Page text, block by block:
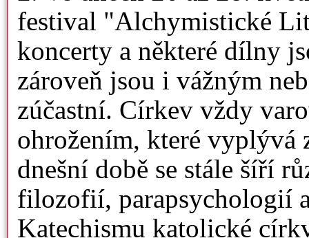
festival "Alchymistické
koncerty a některé dílny
zároveň jsou i vážným
zúčastní. Církev vždy
ohrožením, které
dnešní době se stále šíří
filozofií, parapsychologií
Katechismu katolické